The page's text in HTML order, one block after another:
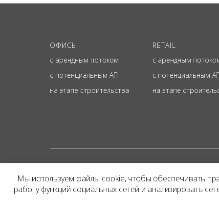
ОФИСЫ
с арендным потоком
с потенциальным АП
на этапе строительства
RETAIL
с арендным
с потенциальным
на этапе
Представленная на
и не является
Мы используем файлы cookie, чтобы обеспечивать
работу функций социальных сетей и анализировать